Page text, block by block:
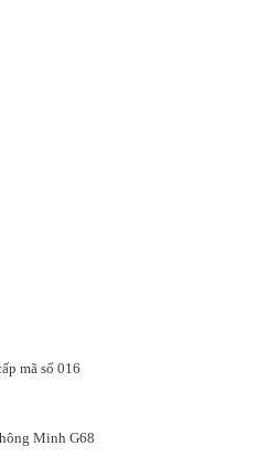
mã số 016
Minh G68